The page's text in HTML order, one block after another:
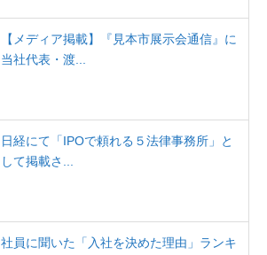
【メディア掲載】『見本市展示会通信』に
当社代表・渡...
日経にて「IPOで頼れる５法律事務所」と
して掲載さ...
社員に聞いた「入社を決めた理由」ランキ